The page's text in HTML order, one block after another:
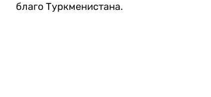
благо Туркменистана.